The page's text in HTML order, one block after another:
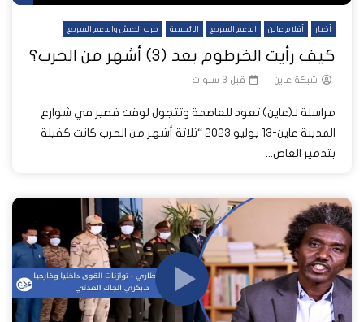
أخبار أفلام عاين الدعم السريع الرئيسية حرب الجيش والدعم السريع
كيف رأيت الخرطوم بعد (3) أشهر من الحرب؟
شبكة عاين قبل 3 سنوات
مراسلة لـ(عاين) تعود للعاصمة وتتجول لوقت قصير في شوارع
المدينة عاين-13 يوليو 2023 “ثلاثة أشهر من الحرب كانت كفيلة
بتدمير العاص...